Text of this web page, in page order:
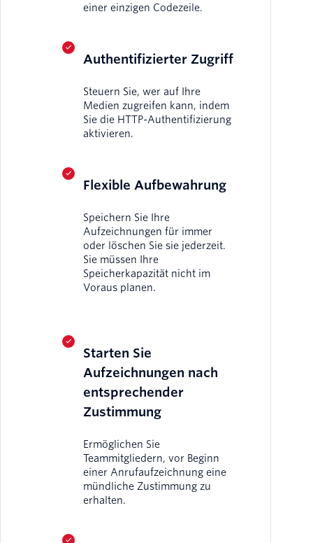
einer einzigen Codezeile.
Authentifizierter Zugriff
Steuern Sie, wer auf Ihre
Medien zugreifen kann, indem
Sie die HTTP-Authentifizierung
aktivieren.
Flexible Aufbewahrung
Speichern Sie Ihre
Aufzeichnungen für immer
oder löschen Sie sie jederzeit.
Sie müssen Ihre
Speicherkapazität nicht im
Voraus planen.
Starten Sie
Aufzeichnungen nach
entsprechender
Zustimmung
Ermöglichen Sie
Teammitgliedern, vor Beginn
einer Anrufaufzeichnung eine
mündliche Zustimmung zu
erhalten.